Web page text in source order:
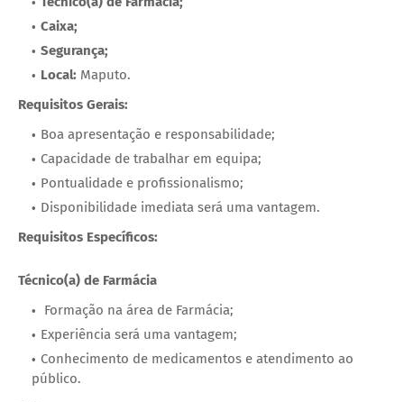
Caixa;
Segurança;
Local: Maputo.
Requisitos Gerais:
Boa apresentação e responsabilidade;
Capacidade de trabalhar em equipa;
Pontualidade e profissionalismo;
Disponibilidade imediata será uma vantagem.
Requisitos Específicos:
Técnico(a) de Farmácia
Formação na área de Farmácia;
Experiência será uma vantagem;
Conhecimento de medicamentos e atendimento ao
público.